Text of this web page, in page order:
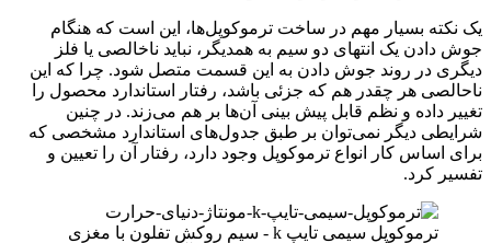
یک نکته بسیار مهم در ساخت ترموکوپل‌ها، این است که هنگام
جوش دادن یک انتهای دو سیم به همدیگر، نباید ناخالصی یا فلز
دیگری در روند جوش دادن به این قسمت متصل شود. چرا که این
ناحالصی هر چقدر هم که جزئی باشد، رفتار استاندارد محصول را
تغییر داده و نظم قابل پیش بینی آن‌ها بر هم می‌زند. در چنین
شرایطی دیگر نمی‌توان بر طبق جدول‌های استاندارد مشخصی که
برای اساس کار انواع ترموکوپل وجود دارد، رفتار آن را تعیین و
تفسیر کرد.
ترموکوپل سیمی تایپ k - سیم روکش تفلون با مغزی